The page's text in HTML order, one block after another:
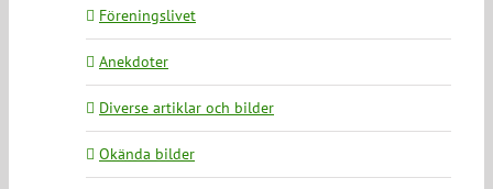
Föreningslivet
Anekdoter
Diverse artiklar och bilder
Okända bilder